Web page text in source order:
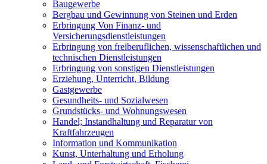
Baugewerbe
Bergbau und Gewinnung von Steinen und Erden
Erbringung Von Finanz- und
Versicherungsdienstleistungen
Erbringung von freiberuflichen, wissenschaftlichen und
technischen Dienstleistungen
Erbringung von sonstigen Dienstleistungen
Erziehung, Unterricht, Bildung
Gastgewerbe
Gesundheits- und Sozialwesen
Grundstücks- und Wohnungswesen
Handel; Instandhaltung und Reparatur von
Kraftfahrzeugen
Information und Kommunikation
Kunst, Unterhaltung und Erholung